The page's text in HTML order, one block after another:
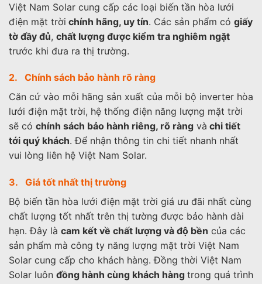
Việt Nam Solar cung cấp các loại biến tần hòa lưới
điện mặt trời chính hãng, uy tín. Các sản phẩm có giấy
tờ đầy đủ, chất lượng được kiểm tra nghiêm ngặt
trước khi đưa ra thị trường.
2. Chính sách bảo hành rõ ràng
Căn cứ vào mỗi hãng sản xuất của mỗi bộ inverter hòa
lưới điện mặt trời, hệ thống điện năng lượng mặt trời
sẽ có chính sách bảo hành riêng, rõ ràng và chi tiết
tới quý khách. Để nhận thông tin chi tiết nhanh nhất
vui lòng liên hệ Việt Nam Solar.
3. Giá tốt nhất thị trường
Bộ biến tần hòa lưới điện mặt trời giá ưu đãi nhất cùng
chất lượng tốt nhất trên thị tường được bảo hành dài
hạn. Đây là cam kết về chất lượng và độ bền của các
sản phẩm mà công ty năng lượng mặt trời Việt Nam
Solar cung cấp cho khách hàng. Đồng thời Việt Nam
Solar luôn đồng hành cùng khách hàng trong quá trình